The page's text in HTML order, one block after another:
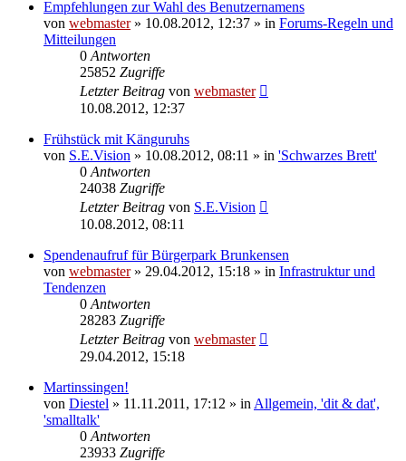
Empfehlungen zur Wahl des Benutzernamens
von webmaster» 10.08.2012, 12:37 » in Forums-Regeln und
Mitteilungen
0 Antworten
25852 Zugriffe
Letzter Beitrag von webmaster
10.08.2012, 12:37
Frühstück mit Känguruhs
von S.E.Vision » 10.08.2012, 08:11 » in 'Schwarzes Brett'
0 Antworten
24038 Zugriffe
Letzter Beitrag von S.E.Vision
10.08.2012, 08:11
Spendenaufruf für Bürgerpark Brunkensen
von webmaster» 29.04.2012, 15:18 » in Infrastruktur und
Tendenzen
0 Antworten
28283 Zugriffe
Letzter Beitrag von webmaster
29.04.2012, 15:18
Martinssingen!
von Diestel » 11.11.2011, 17:12 » in Allgemein, 'dit & dat',
'smalltalk'
0 Antworten
23933 Zugriffe